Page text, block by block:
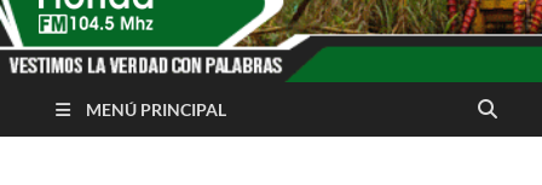
Cuba
MENÚ PRINCIPAL